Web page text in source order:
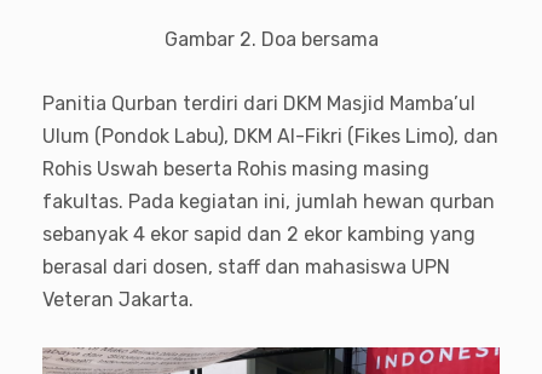
Gambar 2. Doa bersama
Panitia Qurban terdiri dari DKM Masjid Mamba’ul
Ulum (Pondok Labu), DKM Al-Fikri (Fikes Limo), dan
Rohis Uswah beserta Rohis masing masing
fakultas. Pada kegiatan ini, jumlah hewan qurban
sebanyak 4 ekor sapid dan 2 ekor kambing yang
berasal dari dosen, staff dan mahasiswa UPN
Veteran Jakarta.